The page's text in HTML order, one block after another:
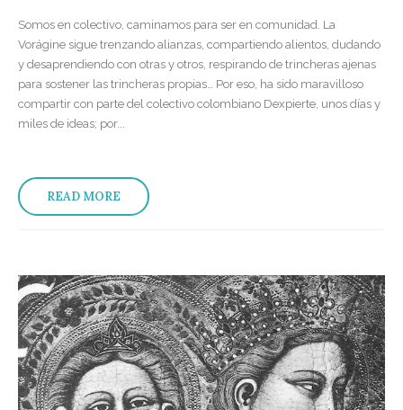
Somos en colectivo, caminamos para ser en comunidad. La
Vorágine sigue trenzando alianzas, compartiendo alientos, dudando
y desaprendiendo con otras y otros, respirando de trincheras ajenas
para sostener las trincheras propias… Por eso, ha sido maravilloso
compartir con parte del colectivo colombiano Dexpierte, unos días y
miles de ideas; por...
READ MORE